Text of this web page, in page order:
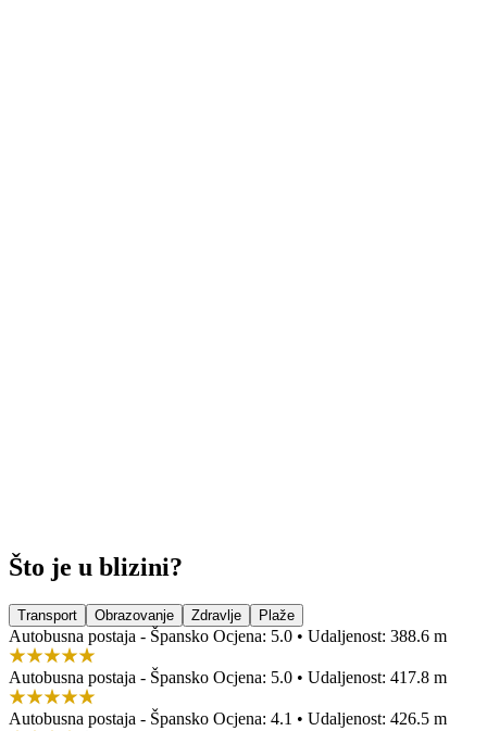
Što je u blizini?
Transport Obrazovanje Zdravlje Plaže
Autobusna postaja - Špansko Ocjena: 5.0 • Udaljenost: 388.6 m
Autobusna postaja - Špansko Ocjena: 5.0 • Udaljenost: 417.8 m
Autobusna postaja - Špansko Ocjena: 4.1 • Udaljenost: 426.5 m